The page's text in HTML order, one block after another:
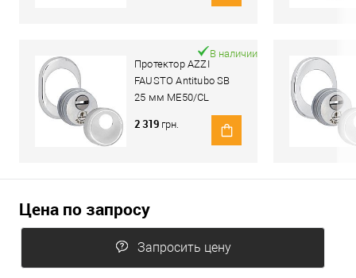
Протектор AZZI
FAUSTO Antitubo SB
25 мм ME50/CL
овальный стандарт
хром полированный
В наличии
2 319 грн.
Цена по запросу
Запросить цену